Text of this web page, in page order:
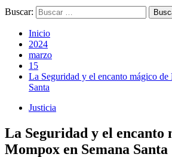
Buscar:
Inicio
2024
marzo
15
La Seguridad y el encanto mágico de
Santa
Justicia
La Seguridad y el encanto
Mompox en Semana Santa